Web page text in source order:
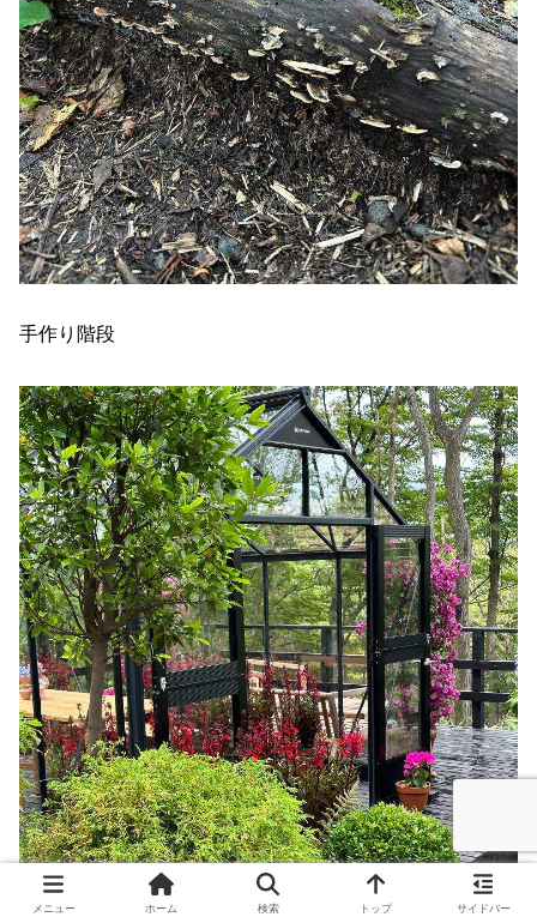
手作り階段
メニュー ホーム 検索 トップ サイドバー